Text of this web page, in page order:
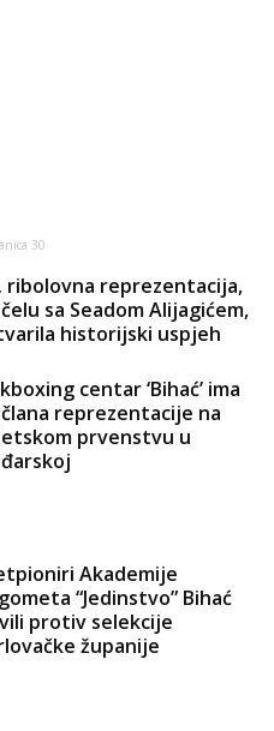
30
ribolovna reprezentacija,
sa Seadom Alijagićem,
historijski uspjeh
centar ‘Bihać’ ima
reprezentacije na
prvenstvu u
Akademije
“Jedinstvo” Bihać
protiv selekcije
županije